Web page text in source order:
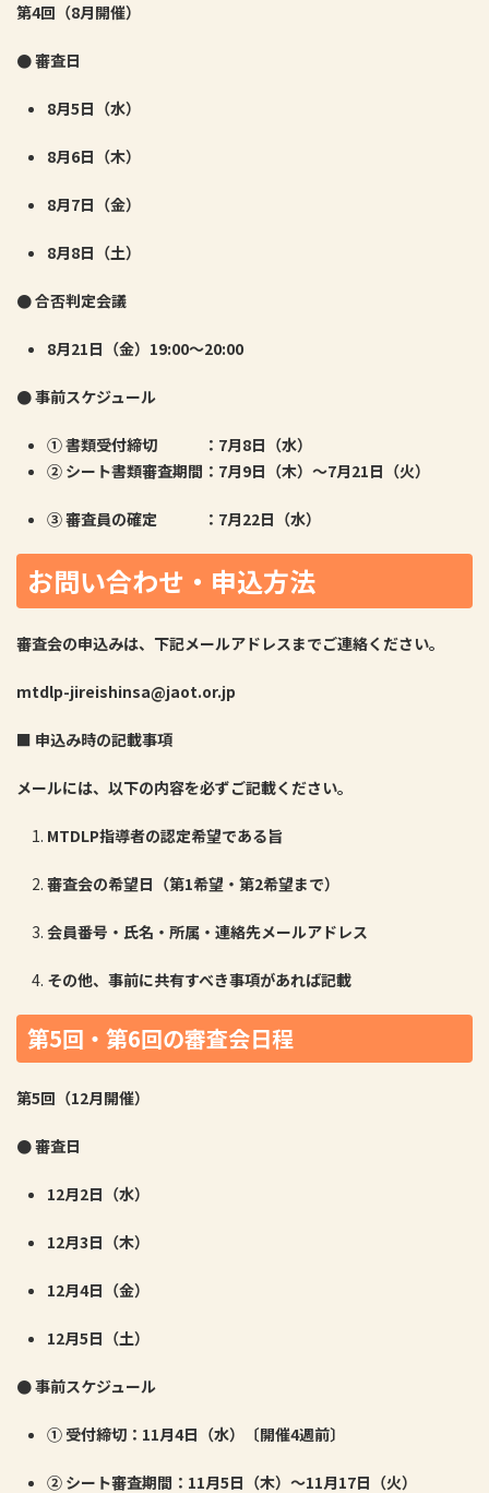
第4回（8月開催）
●審査日
8月5日（水）
8月6日（木）
8月7日（金）
8月8日（土）
●合否判定会議
8月21日（金） 19:00〜20:00
● 事前スケジュール
① 書類受付締切 ： 7月8日（水）
② シート書類審査期間： 7月9日（木）〜7月21日（火）
③審査員の確定 ： 7月22日（水）
お問い合わせ・申込方法
審査会の申込みは、下記メールアドレスまでご連絡ください。
mtdlp-jireishinsa@jaot.or.jp
■ 申込み時の記載事項
メールには、以下の内容を必ずご記載ください。
MTDLP指導者の認定希望である旨
審査会の希望日（第1希望・第2希望まで）
会員番号・氏名・所属・連絡先メールアドレス
その他、事前に共有すべき事項があれば記載
第5回・第6回の審査会日程
第5回（12月開催）
●審査日
12月2日（水）
12月3日（木）
12月4日（金）
12月5日（土）
●事前スケジュール
① 受付締切： 11月4日（水）〔開催4週前〕
② シート審査期間： 11月5日（木）〜11月17日（火）